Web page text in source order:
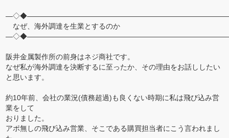
なぜ、海外調達を生業とするのか
阪井金属製作所の前身はネジ商社です。
なぜ私が海外調達を決断するに至ったか、その理由をお話ししたい
と思います。
約10年前、会社の業況(債務超過)も良くない時期に私は飛び込み営
業をして
おりました。
アポ無しの飛び込み営業、そこである購買担当者にこう言われまし